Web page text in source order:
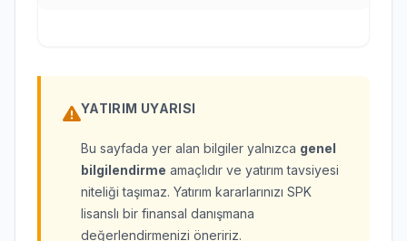
YATIRIM UYARISI
Bu sayfada yer alan bilgiler yalnızca genel
bilgilendirme amaçlıdır ve yatırım tavsiyesi
niteliği taşımaz. Yatırım kararlarınızı SPK
lisanslı bir finansal danışmana
değerlendirmenizi öneririz.